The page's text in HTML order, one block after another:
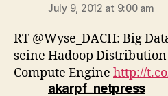
July 9, 2012 at 9:00 am
RT @Wyse_DACH: Big
seine Hadoop
Compute Engine http://
akarpf_netpresssays: